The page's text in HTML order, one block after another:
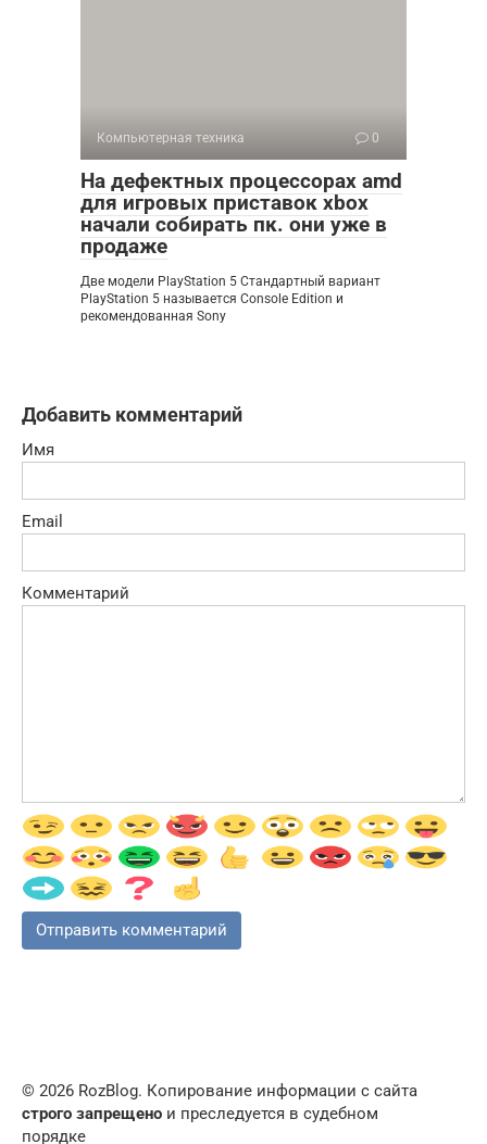
Компьютерная техника 0
На дефектных процессорах amd
для игровых приставок xbox
начали собирать пк. они уже в
продаже
Две модели PlayStation 5 Стандартный вариант
PlayStation 5 называется Console Edition и
рекомендованная Sony
Добавить комментарий
Имя
Email
Комментарий
© 2026 RozBlog. Копирование информации с сайта
строго запрещено и преследуется в судебном
порядке